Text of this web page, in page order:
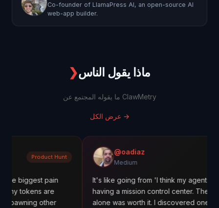
Co-founder of LlamaPress AI, an open-source AI
web-app builder.
❯ماذا يقول الناس
ما يقوله المجتمع عن ClawMetry
عرض الكل →
Hunt
pain
are
other
@oadiaz
Medium
It's like going from 'I think my agents are
having a mission control center. The cost tracking
alone was worth it. I discovered one agent was